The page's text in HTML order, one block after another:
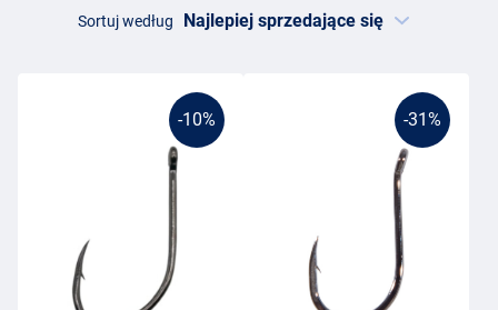
Sortuj według
-10% -31%